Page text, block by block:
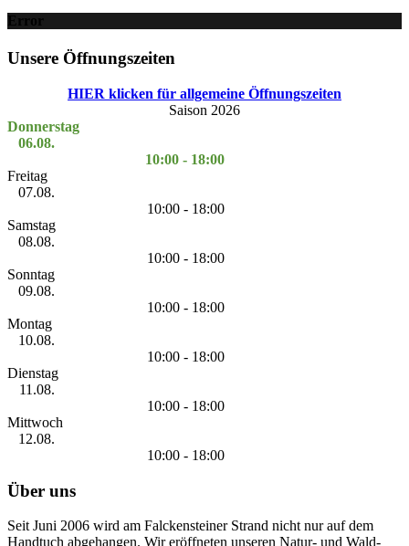
Error
Unsere Öffnungszeiten
HIER klicken für allgemeine Öffnungszeiten
Saison 2026
Donnerstag
06.08.
10:00 - 18:00
Freitag
07.08.
10:00 - 18:00
Samstag
08.08.
10:00 - 18:00
Sonntag
09.08.
10:00 - 18:00
Montag
10.08.
10:00 - 18:00
Dienstag
11.08.
10:00 - 18:00
Mittwoch
12.08.
10:00 - 18:00
Über uns
Seit Juni 2006 wird am Falckensteiner Strand nicht nur auf dem
Handtuch abgehangen. Wir eröffneten unseren Natur- und Wald-